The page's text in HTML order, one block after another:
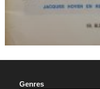
Genres